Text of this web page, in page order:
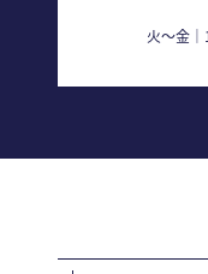
火〜金